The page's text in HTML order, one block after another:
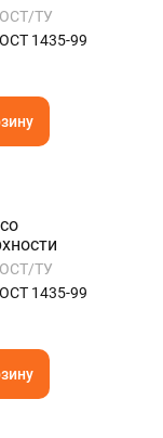
ТУ
1435-99
ТУ
1435-99